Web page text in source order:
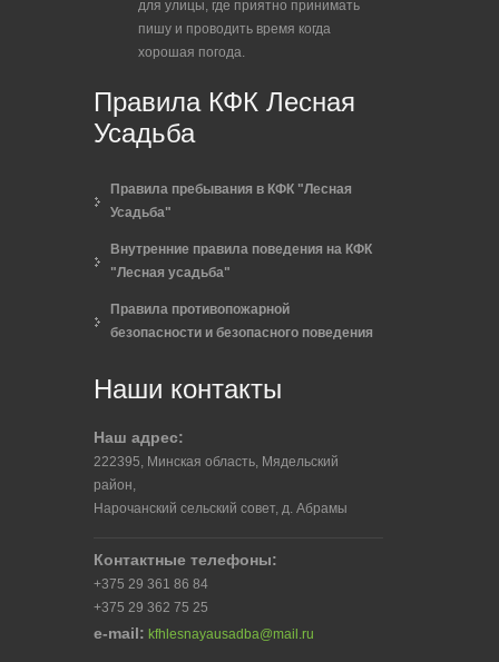
для улицы, где приятно принимать
пишу и проводить время когда
хорошая погода.
Правила КФК Лесная
Усадьба
Правила пребывания в КФК "Лесная
Усадьба"
Внутренние правила поведения на КФК
"Лесная усадьба"
Правила противопожарной
безопасности и безопасного поведения
Наши контакты
Наш адрес:
222395, Минская область, Мядельский
район,
Нарочанский сельский совет, д. Абрамы
Контактные телефоны:
+375 29 361 86 84
+375 29 362 75 25
e-mail: kfhlesnayausadba@mail.ru